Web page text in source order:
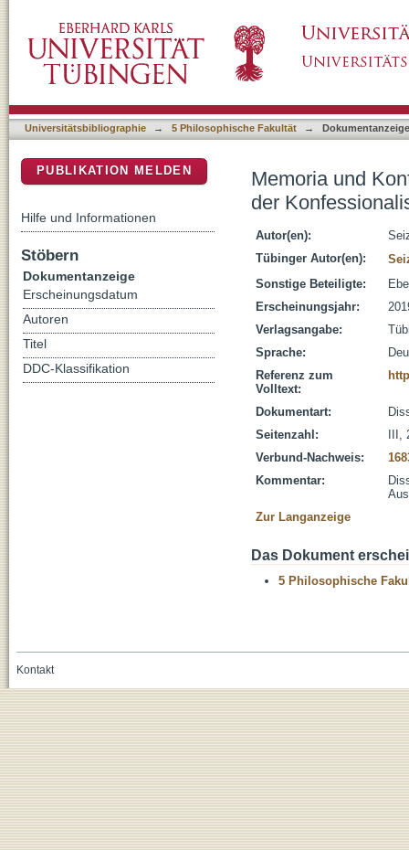
Universitätsbibliographie → 5 Philosophische Fakultät → Dokumentanzeige
Memoria und
der
Autor(en):
Tübinger Autor(en):
Sonstige Beteiligte:
Erscheinungsjahr:
Verlagsangabe:
Sprache:
Referenz zum
Volltext:
Dokumentart:
Seitenzahl:
Verbund-Nachweis:
Kommentar:
Zur Langanzeige
Das Dokument
5 Philosophische
PUBLIKATION MELDEN
Hilfe und Informationen
Stöbern
Dokumentanzeige
Erscheinungsdatum
Autoren
Titel
DDC-Klassifikation
Kontakt